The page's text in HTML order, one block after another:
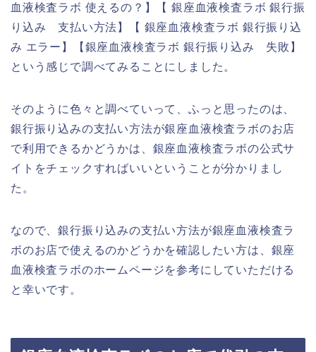
血液検査ラボ 使えるの？】【 銀座血液検査ラボ 銀行振
り込み 支払い方法】【 銀座血液検査ラボ 銀行振り込
み エラー】【銀座血液検査ラボ 銀行振り込み 失敗】
という感じで調べてみることにしました。
そのように色々と調べていって、ふっと思ったのは、
銀行振り込みの支払い方法が銀座血液検査ラボのお店
で利用できるかどうかは、銀座血液検査ラボの公式サ
イトをチェックすればいいということが分かりまし
た。
なので、銀行振り込みの支払い方法が銀座血液検査ラ
ボのお店で使えるのかどうかを確認したい方は、銀座
血液検査ラボのホームページを参考にしていただける
と幸いです。